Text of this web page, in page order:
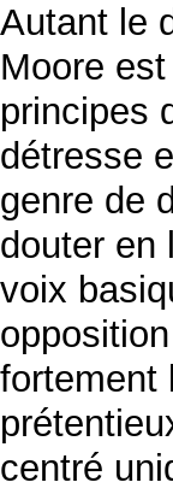
Autant le
Moore
principes
détresse
genre de
douter en
voix
fortement
centré